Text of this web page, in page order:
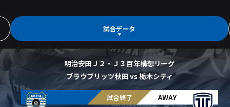
試合データ
明治安田Ｊ２・Ｊ３百年構想リーグ
ブラウブリッツ秋田 vs 栃木シティ
HOME 試合終了 AWAY